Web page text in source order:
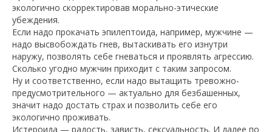
экологично скорректировав морально-этические
убеждения.
Если надо прокачать эпилептоида, например, мужчине —
надо высвобождать гнев, вытаскивать его изнутри
наружу, позволять себе гневаться и проявлять агрессию.
Сколько угодно мужчин приходит с таким запросом.
Ну и соответственно, если надо вытащить тревожно-
предусмотрительного — актуально для безбашенных,
значит надо достать страх и позволить себе его
экологично проживать.
Истероида — радость, зависть, сексуальность. И далее по